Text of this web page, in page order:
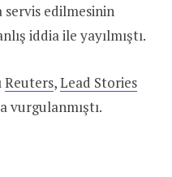
edilmesinin
iddia ile yayılmıştı.
Reuters,Lead Stories
vurgulanmıştı.